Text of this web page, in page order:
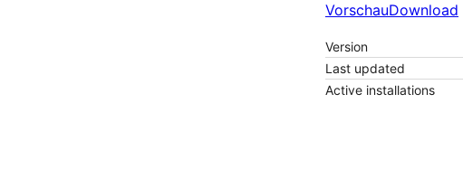
VorschauDownload
Version
Last updated
Active installations